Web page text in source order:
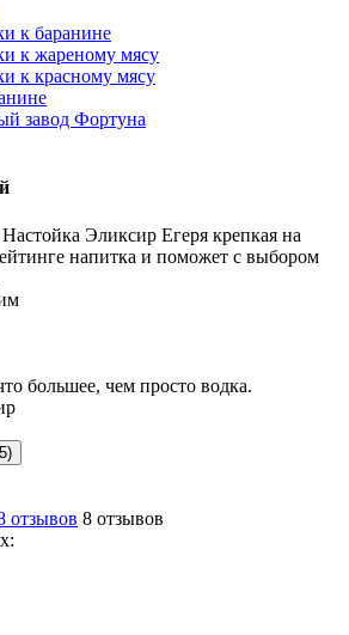
к баранине
к жареному мясу
к красному мясу
завод Фортуна
Эликсир Егеря крепкая на
напитка и поможет с выбором
большее, чем просто водка.
отзывов 8 отзывов